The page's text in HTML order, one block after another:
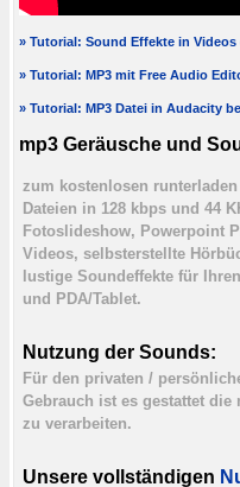
» Tutorial: Sound Effekte in Videos
» Tutorial: MP3 mit Free Audio
» Tutorial: MP3 Datei in Audacity
mp3 Geräusche und
zum kostenlosen
Dateien in 128 kbps und 44
Fotoslideshow, Powerpoint
Videos, selbsterstellte
lustige Soundeffekte für
und PDA/Tablet.
Nutzung der Sounds:
Für den privaten /
Gebrauch ist es gestattet
zu verarbeiten.
Unsere vollständigen